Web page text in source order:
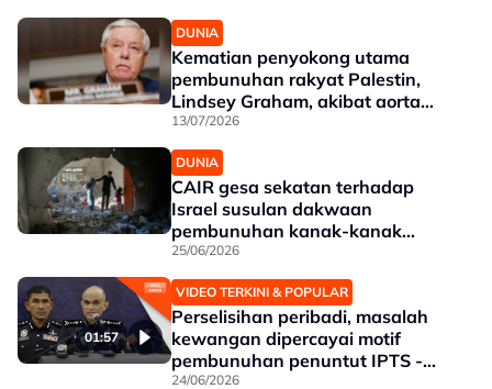
DUNIA
Kematian penyokong utama
pembunuhan rakyat Palestin,
Lindsey Graham, akibat aorta
pecah
13/07/2026
DUNIA
CAIR gesa sekatan terhadap
Israel susulan dakwaan
pembunuhan kanak-kanak
Palestin
25/06/2026
01:57
VIDEO TERKINI & POPULAR
Perselisihan peribadi, masalah
kewangan dipercayai motif
pembunuhan penuntut IPTS -
Polis
24/06/2026